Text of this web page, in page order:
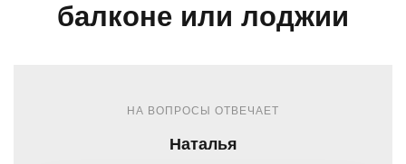
балконе или лоджии
НА ВОПРОСЫ ОТВЕЧАЕТ
Наталья